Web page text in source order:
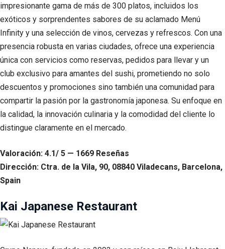
impresionante gama de más de 300 platos, incluidos los
exóticos y sorprendentes sabores de su aclamado Menú
Infinity y una selección de vinos, cervezas y refrescos. Con una
presencia robusta en varias ciudades, ofrece una experiencia
única con servicios como reservas, pedidos para llevar y un
club exclusivo para amantes del sushi, prometiendo no solo
descuentos y promociones sino también una comunidad para
compartir la pasión por la gastronomía japonesa. Su enfoque en
la calidad, la innovación culinaria y la comodidad del cliente lo
distingue claramente en el mercado.
Valoración: 4.1/ 5 — 1669 Reseñas
Dirección: Ctra. de la Vila, 90, 08840 Viladecans, Barcelona,
Spain
Kai Japanese Restaurant